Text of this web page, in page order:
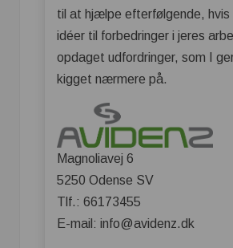
til at hjælpe efterfølgende, hvis
idéer til forbedringer i jeres
opdaget udfordringer, som I
kigget nærmere på.
Magnoliavej 6
5250 Odense SV
Tlf.: 66173455
E-mail: info@avidenz.dk